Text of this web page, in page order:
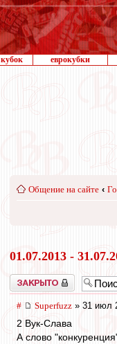
кубок еврокубки
Общение на сайте ‹
01.07.2013 -
Закрыто
# Superfuzz » 31 июл
2 Вук-Слава
А слово